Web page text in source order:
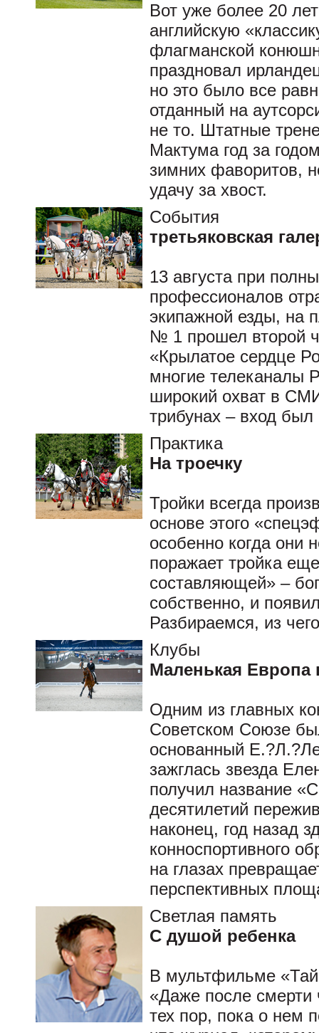
Вот уже более 20
английскую
флагманской
праздновал
но это было все
отданный на
не то. Штатные
Мактума год за
зимних фаворитов,
удачу за хвост.
События
третьяковская
13 августа при
профессионалов
экипажной езды, на
№ 1 прошел второй
«Крылатое сердце
многие телеканалы
широкий охват в
трибунах – вход
Практика
На троечку
Тройки всегда
основе этого
особенно когда они
поражает тройка
составляющей» –
собственно, и
Разбираемся, из
Клубы
Маленькая
Одним из главных
Советском Союзе
основанный
зажглась звезда
получил название
десятилетий
наконец, год назад
конноспортивного
на глазах
перспективных
Светлая память
С душой ребенка
В мультфильме
«Даже после смерти
тех пор, пока о нем